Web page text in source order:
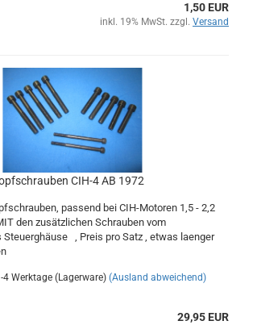
1,50 EUR
inkl. 19% MwSt. zzgl. Versand
CIH-4 AB 1972
passend bei CIH-Motoren 1,5 - 2,2
den zusätzlichen Schrauben vom
Steuerghäuse , Preis pro Satz , etwas laenger
4 Werktage (Lagerware) (Ausland abweichend)
29,95 EUR